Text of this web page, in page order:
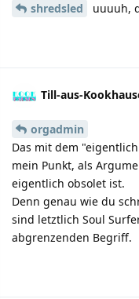
shredsled uuuuh,
Till-aus-
orgadmin
Das mit dem
mein Punkt, als
eigentlich obsolet ist.
Denn genau wie du
sind letztlich Soul
abgrenzenden Begriff.